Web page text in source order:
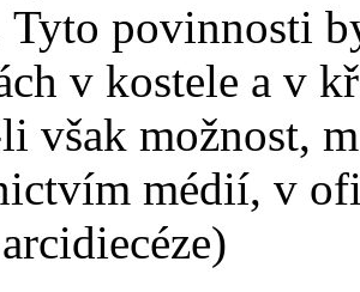
povinnosti
v kostele a v
však možnost,
médií, v